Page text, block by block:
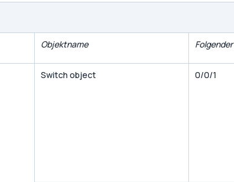
Objektname
Switch object 0/0/1